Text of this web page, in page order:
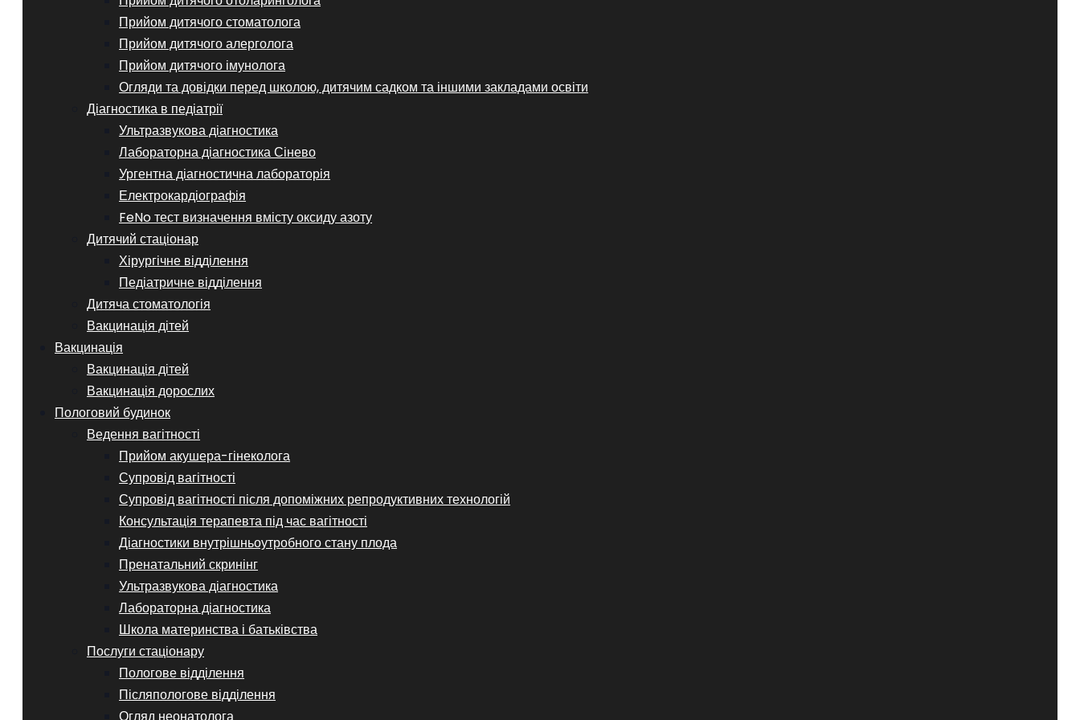
Прийом дитячого стоматолога
Прийом дитячого алерголога
Прийом дитячого імунолога
Огляди та довідки перед школою, дитячим садком та іншими закладами освіти
Діагностика в педіатрії
Ультразвукова діагностика
Лабораторна діагностика Сінево
Ургентна діагностична лабораторія
Електрокардіографія
FeNo тест визначення вмісту оксиду азоту
Дитячий стаціонар
Хірургічне відділення
Педіатричне відділення
Дитяча стоматологія
Вакцинація дітей
Вакцинація
Вакцинація дітей
Вакцинація дорослих
Пологовий будинок
Ведення вагітності
Прийом акушера-гінеколога
Супровід вагітності
Супровід вагітності після допоміжних репродуктивних технологій
Консультація терапевта під час вагітності
Діагностики внутрішньоутробного стану плода
Пренатальний скринінг
Ультразвукова діагностика
Лабораторна діагностика
Школа материнства і батьківства
Послуги стаціонару
Пологове відділення
Післяпологове відділення